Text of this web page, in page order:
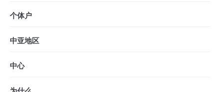
个体户
中亚地区
中心